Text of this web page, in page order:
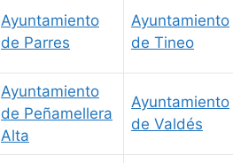
Ayuntamiento
de Parres
Ayuntamiento
de Tineo
Ayuntamiento
de Peñamellera
Alta
Ayuntamiento
de Valdés